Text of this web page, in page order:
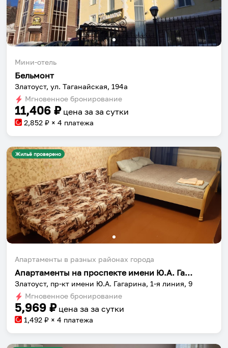
Мини-отель
Бельмонт
Златоуст, ул. Таганайская, 194а
Мгновенное бронирование
11,406 ₽ цена за за сутки
2,852 ₽ × 4 платежа
Жильё проверено
Апартаменты в разных районах города
Апартаменты на проспекте имени Ю.А. Гагарина 1-я линия 9
Златоуст, пр-кт имени Ю.А. Гагарина, 1-я линия, 9
Мгновенное бронирование
5,969 ₽ цена за за сутки
1,492 ₽ × 4 платежа
компанию и бронируй жильё в одном
приложении.
Установить приложение